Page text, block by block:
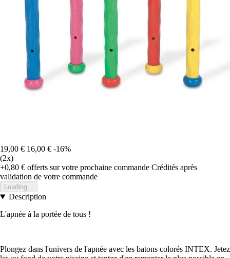
19,00 € 16,00 € -16%
(2x)
+0,80 € offerts sur votre prochaine commande Crédités après
validation de votre commande
Loading...
Description
L'apnée à la portée de tous !
Plongez dans l'univers de l'apnée avec les batons colorés INTEX. Jetez